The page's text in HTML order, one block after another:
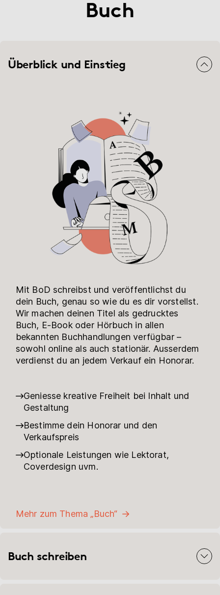
Buch
Überblick und Einstieg
Mit BoD schreibst und veröffentlichst du
dein Buch, genau so wie du es dir vorstellst.
Wir machen deinen Titel als gedrucktes
Buch, E-Book oder Hörbuch in allen
bekannten Buchhandlungen verfügbar –
sowohl online als auch stationär. Ausserdem
verdienst du an jedem Verkauf ein Honorar.
Geniesse kreative Freiheit bei Inhalt und
Gestaltung
Bestimme dein Honorar und den
Verkaufspreis
Optionale Leistungen wie Lektorat,
Coverdesign uvm.
Mehr zum Thema „Buch“
Buch schreiben